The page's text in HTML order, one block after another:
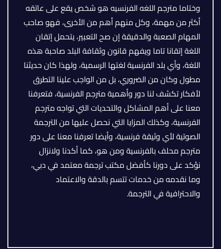
وختاما مترجم اللغه الفرنسيه هو شخص يقع على عاتقه
أكثر من مهمة، وكل منهم أهم من الأخرى، فهو صاحب
المهام الصعبة والدقيقة إن صح التعبير، يتحمل إتقان
اللغة إتقانا تاما ويفهم قانون وثقافة البلد صاحبة هذه
اللغة، وأي بلد الفرنسية لغتها الرسمية، ولهذا كان حديثنا
مطول وكان من الضروري، بل من الواجب علينا التطرق
لأفكار تكشف لنا دور وأهمية مترجم الفرنسية، فتعرفنا
معنا على أهم المشاكل والتحديات التي تواجه مترجم
الفرنسية، وكذلك المزايا التي نحصل عليها من الترجمة
الصوتية لأي وثيقة فرنسية، وأيضا تعرفنا معنا على دور
مترجم محلف بالفرنسية ومن هو، كما أكدنا ولانزال
نؤكد على دورنا كأفضل مكتب ترجمة معتمد في دبي،
وما نقدمه من خدمات تتسم بالدقة والاعتماد
والاحترافية في الترجمة.